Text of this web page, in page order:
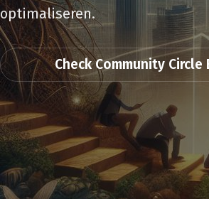
optimaliseren.
Check Community Circle